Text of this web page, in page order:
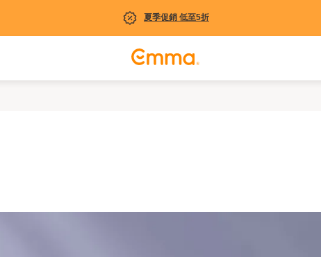
夏季促銷 低至5折
countries)